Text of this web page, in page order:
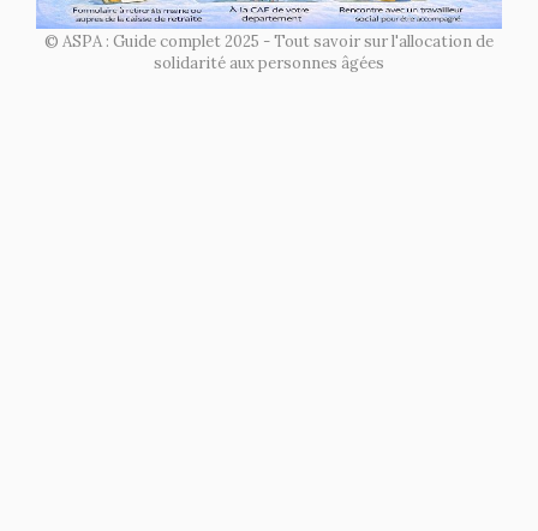
© ASPA : Guide complet 2025 - Tout savoir sur l'allocation de
solidarité aux personnes âgées